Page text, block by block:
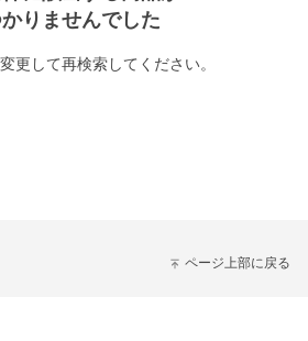
かりませんでした
更して再検索してください。
ページ上部に戻る